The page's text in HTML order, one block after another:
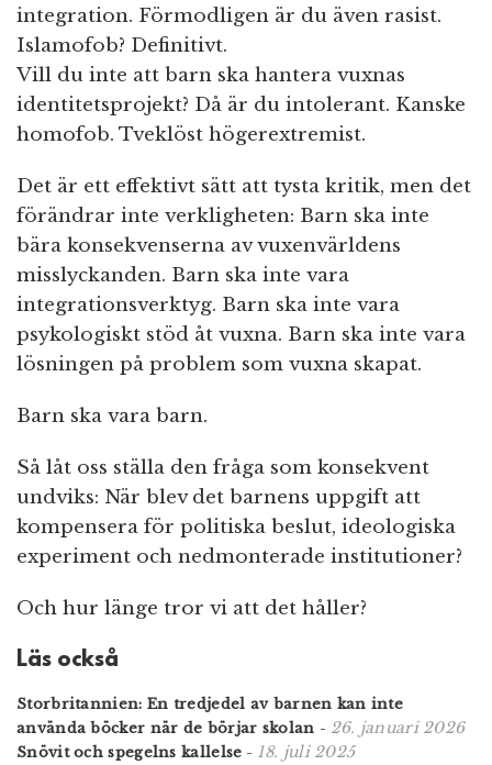
integration. Förmodligen är du även rasist.
Islamofob? Definitivt.
Vill du inte att barn ska hantera vuxnas
identitetsprojekt? Då är du intolerant. Kanske
homofob. Tveklöst högerextremist.
Det är ett effektivt sätt att tysta kritik, men det
förändrar inte verkligheten: Barn ska inte
bära konsekvenserna av vuxenvärldens
misslyckanden. Barn ska inte vara
integrationsverktyg. Barn ska inte vara
psykologiskt stöd åt vuxna. Barn ska inte vara
lösningen på problem som vuxna skapat.
Barn ska vara barn.
Så låt oss ställa den fråga som konsekvent
undviks: När blev det barnens uppgift att
kompensera för politiska beslut, ideologiska
experiment och nedmonterade institutioner?
Och hur länge tror vi att det håller?
Läs också
Storbritannien: En tredjedel av barnen kan inte
använda böcker när de börjar skolan - 26. januari 2026
Snövit och spegelns kallelse - 18. juli 2025